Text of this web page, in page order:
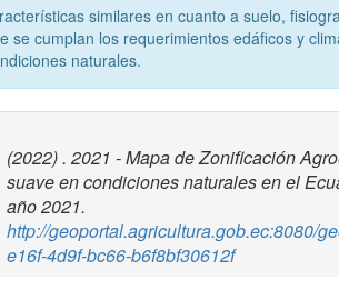
similares en cuanto a suelo,
se cumplan los requerimientos edáficos y
naturales.
(2022) . 2021 - Mapa de Zonificación
suave en condiciones naturales en el
año 2021.
http://geoportal.agricultura.gob.ec:8080/
e16f-4d9f-bc66-b6f8bf30612f